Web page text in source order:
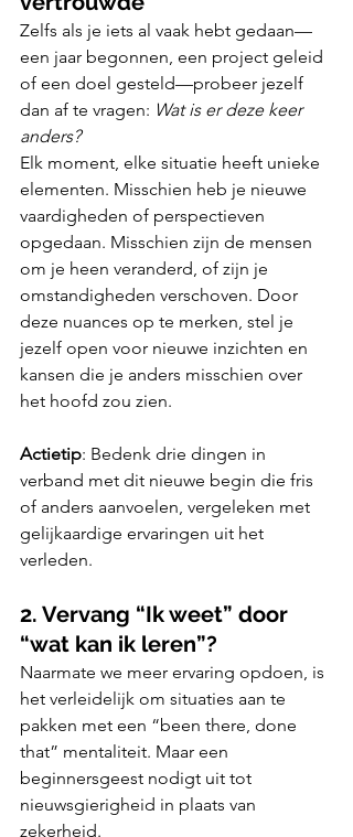
Zelfs als je iets al vaak hebt gedaan—
een jaar begonnen, een project geleid
of een doel gesteld—probeer jezelf
dan af te vragen: Wat is er deze keer
anders?
Elk moment, elke situatie heeft unieke
elementen. Misschien heb je nieuwe
vaardigheden of perspectieven
opgedaan. Misschien zijn de mensen
om je heen veranderd, of zijn je
omstandigheden verschoven. Door
deze nuances op te merken, stel je
jezelf open voor nieuwe inzichten en
kansen die je anders misschien over
het hoofd zou zien.
Actietip: Bedenk drie dingen in
verband met dit nieuwe begin die fris
of anders aanvoelen, vergeleken met
gelijkaardige ervaringen uit het
verleden.
2. Vervang “Ik weet” door
“wat kan ik leren”?
Naarmate we meer ervaring opdoen, is
het verleidelijk om situaties aan te
pakken met een “been there, done
that” mentaliteit. Maar een
beginnersgeest nodigt uit tot
nieuwsgierigheid in plaats van
zekerheid.